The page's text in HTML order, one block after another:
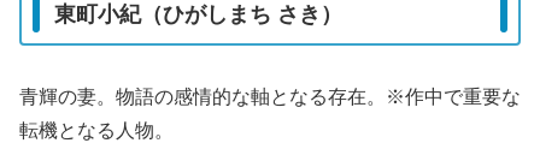
東町小紀（ひがしまち さき）
青輝の妻。物語の感情的な軸となる存在。※作中で重要な
転機となる人物。